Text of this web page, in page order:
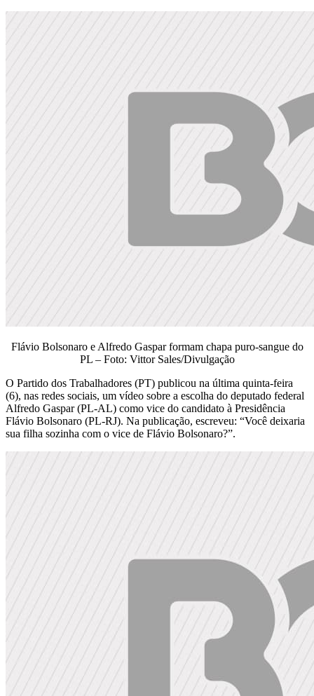
Flávio Bolsonaro e Alfredo Gaspar formam chapa puro-sangue do
PL – Foto: Vittor Sales/Divulgação
O Partido dos Trabalhadores (PT) publicou na última quinta-feira
(6), nas redes sociais, um vídeo sobre a escolha do deputado federal
Alfredo Gaspar (PL-AL) como vice do candidato à Presidência
Flávio Bolsonaro (PL-RJ). Na publicação, escreveu: “Você deixaria
sua filha sozinha com o vice de Flávio Bolsonaro?”.